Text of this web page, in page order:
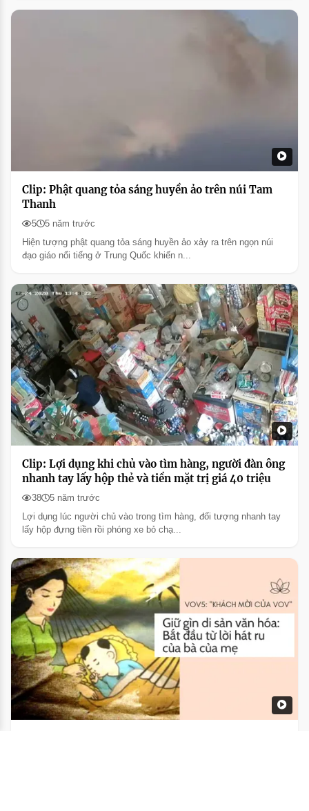
Clip: Phật quang tỏa sáng huyền ảo trên núi Tam
Thanh
5
5 năm trước
Hiện tượng phật quang tỏa sáng huyền ảo xảy ra trên ngọn núi
đạo giáo nổi tiếng ở Trung Quốc khiến n...
Clip: Lợi dụng khi chủ vào tìm hàng, người đàn ông
nhanh tay lấy hộp thẻ và tiền mặt trị giá 40 triệu
38
5 năm trước
Lợi dụng lúc người chủ vào trong tìm hàng, đối tượng nhanh tay
lấy hộp đựng tiền rồi phóng xe bỏ chạ...